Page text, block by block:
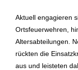
Aktuell engagieren
Ortsfeuerwehren,
Altersabteilungen.
rückten die
aus und leisteten